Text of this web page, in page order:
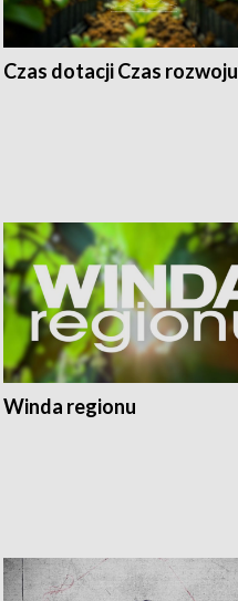
Czas dotacji Czas rozwoju
Winda regionu